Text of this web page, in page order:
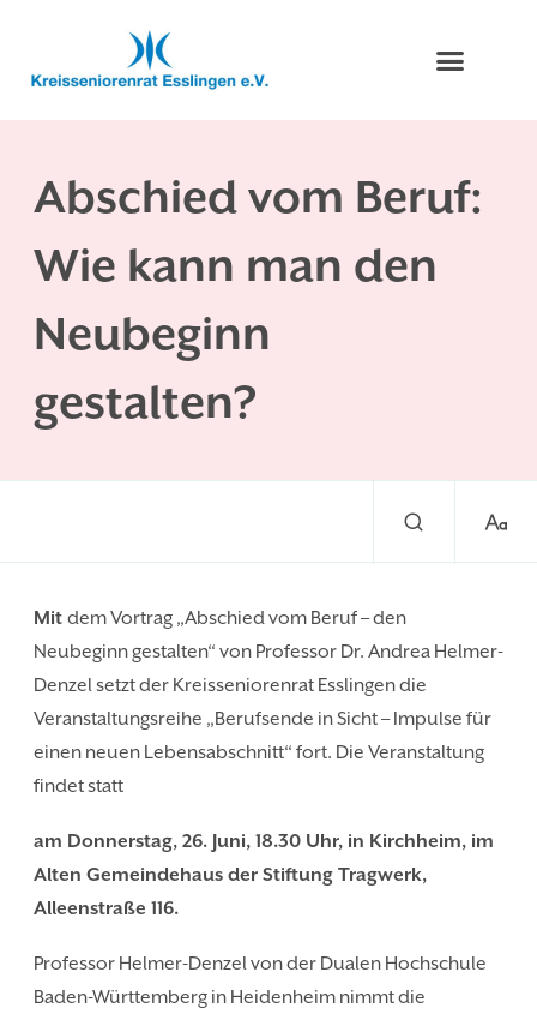
Abschied vom Beruf:
Wie kann man den
Neubeginn
gestalten?
Mit dem Vortrag „Abschied vom Beruf – den
Neubeginn gestalten“ von Professor Dr. Andrea Helmer-
Denzel setzt der Kreisseniorenrat Esslingen die
Veranstaltungsreihe „Berufsende in Sicht – Impulse für
einen neuen Lebensabschnitt“ fort. Die Veranstaltung
findet statt
am Donnerstag, 26. Juni, 18.30 Uhr, in Kirchheim, im
Alten Gemeindehaus der Stiftung Tragwerk,
Alleenstraße 116.
Professor Helmer-Denzel von der Dualen Hochschule
Baden-Württemberg in Heidenheim nimmt die